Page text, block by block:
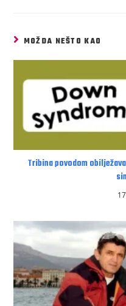
MOŽDA NEŠTO KAO
Tribina povodom